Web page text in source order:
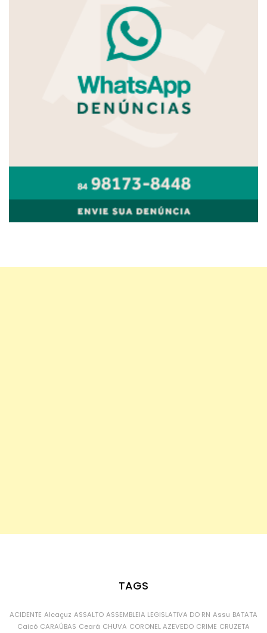
TAGS
ACIDENTE Alcaçuz ASSALTO ASSEMBLEIA LEGISLATIVA DO RN Assu BATATA
Caicó CARAÚBAS Ceará CHUVA CORONEL AZEVEDO CRIME CRUZETA